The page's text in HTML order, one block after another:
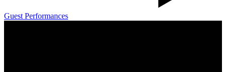
Guest Performances